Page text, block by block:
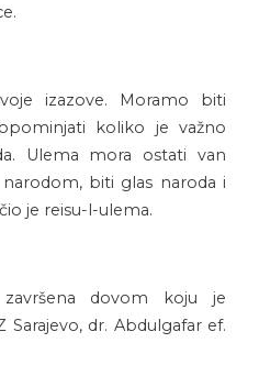
izazove. Moramo biti
koliko je važno
Ulema mora ostati van
biti glas naroda i
je reisu-l-ulema.
dovom koju je
dr. Abdulgafar ef.